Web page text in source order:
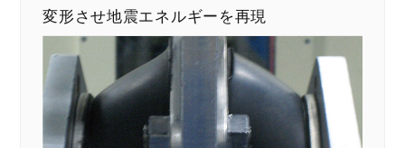
変形させ地震エネルギーを再現